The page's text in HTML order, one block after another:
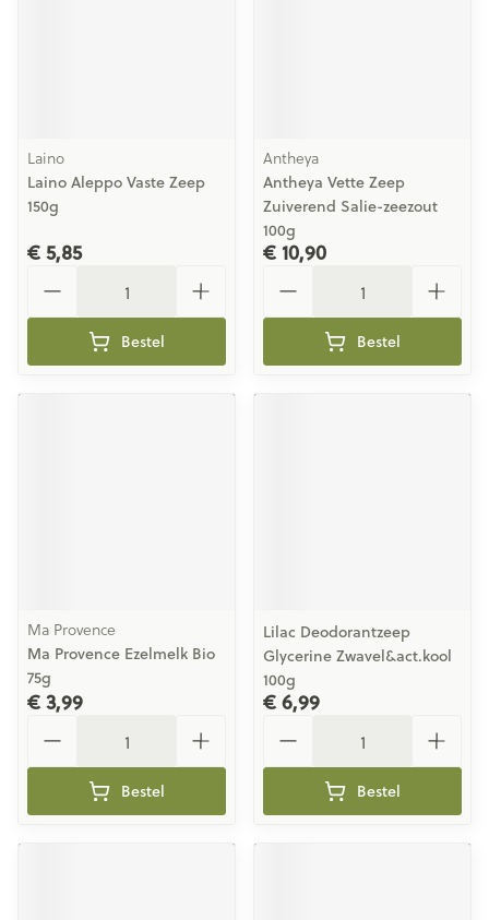
Laino
Laino Aleppo Vaste Zeep
150g
€ 5,85
Bestel
Antheya
Antheya Vette Zeep
Zuiverend Salie-zeezout
100g
€ 10,90
Bestel
Ma Provence
Ma Provence Ezelmelk Bio
75g
€ 3,99
Bestel
Lilac Deodorantzeep
Glycerine Zwavel&act.kool
100g
€ 6,99
Bestel